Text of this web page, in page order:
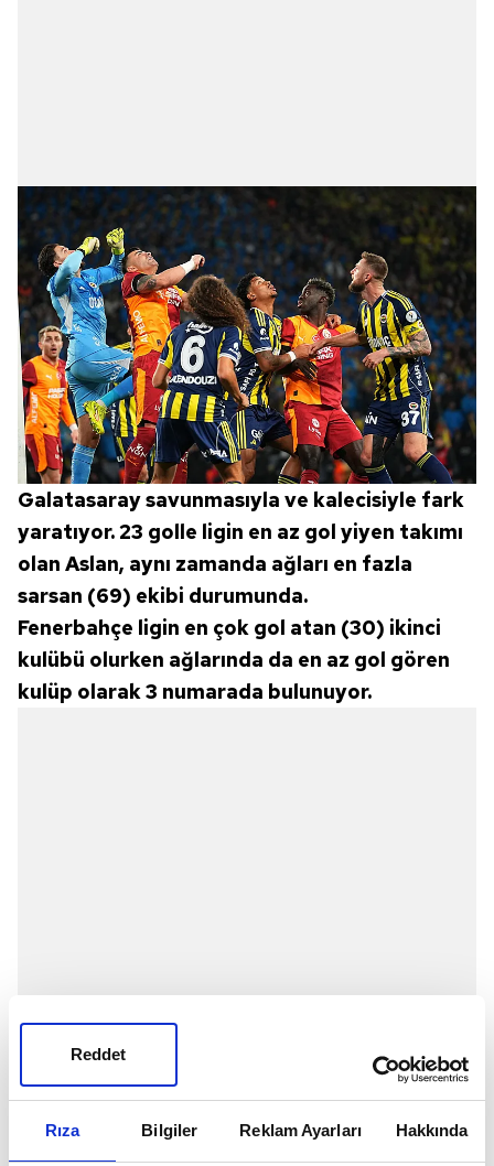
Rıza Bilgiler Reklam Ayarları Hakkında
Reddet
Galatasaray savunmasıyla ve kalecisiyle fark
yaratıyor. 23 golle ligin en az gol yiyen takımı
olan Aslan, aynı zamanda ağları en fazla
sarsan (69) ekibi durumunda.
Fenerbahçe ligin en çok gol atan (30) ikinci
kulübü olurken ağlarında da en az gol gören
kulüp olarak 3 numarada bulunuyor.